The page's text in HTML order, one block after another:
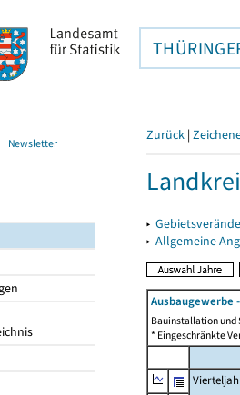
Newsletter Zurück |
▸
▸ Allgemeine
Ausbaugewerbe
Bauinstallation und
* Eingeschränkte